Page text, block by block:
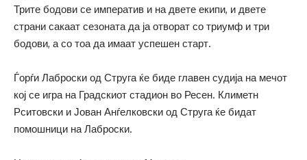
Трите бодови се императив и на двете екипи, и двете
страни сакаат сезоната да ја отворат со триумф и три
бодови, а со тоа да имаат успешен старт.
Ѓорѓи Лаброски од Струга ќе биде главен судија на мечот
кој се игра на Градскиот стадион во Ресен. Климетн
Рситовски и Јован Анѓелковски од Струга ќе бидат
помошници на Лаброски.